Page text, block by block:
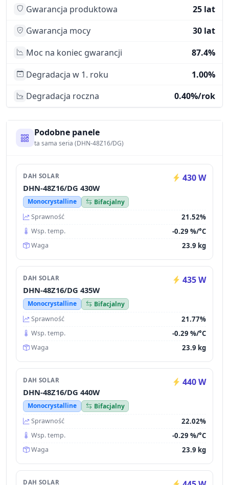
Gwarancja produktowa
25 lat
Gwarancja mocy
30 lat
Moc na koniec gwarancji
87.4%
Degradacja w 1. roku
1.00%
Degradacja roczna
0.40%/rok
Podobne panele
ta sama seria (DHN-48Z16/DG)
DAH SOLAR 430 W
DHN-48Z16/DG 430W
Monocrystalline
Bifacjalny
Sprawność
21.52%
Wsp. temp. -0.29 %/°C
Waga 23.9 kg
DAH SOLAR 435 W
DHN-48Z16/DG 435W
Monocrystalline
Bifacjalny
Sprawność
21.77%
Wsp. temp. -0.29 %/°C
Waga 23.9 kg
DAH SOLAR 440 W
DHN-48Z16/DG 440W
Monocrystalline
Bifacjalny
Sprawność
22.02%
Wsp. temp. -0.29 %/°C
Waga 23.9 kg
DAH SOLAR